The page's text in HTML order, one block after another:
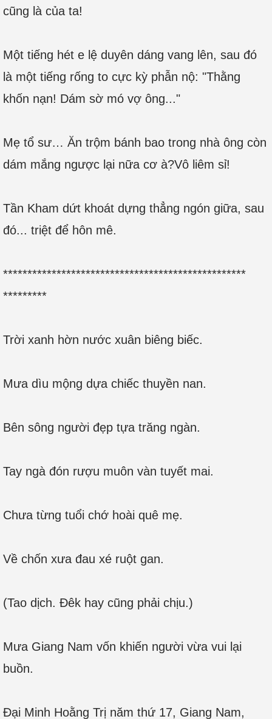
cũng là của ta!
Một tiếng hét e lệ duyên dáng vang lên, sau đó
là một tiếng rống to cực kỳ phẫn nộ: "Thằng
khốn nạn! Dám sờ mó vợ ông..."
Mẹ tổ sư… Ăn trộm bánh bao trong nhà ông còn
dám mắng ngược lại nữa cơ à?Vô liêm sỉ!
Tần Kham dứt khoát dựng thẳng ngón giữa, sau
đó... triệt để hôn mê.
**************************************************
*********
Trời xanh hờn nước xuân biêng biếc.
Mưa dìu mộng dựa chiếc thuyền nan.
Bên sông người đẹp tựa trăng ngàn.
Tay ngà đón rượu muôn vàn tuyết mai.
Chưa từng tuổi chớ hoài quê mẹ.
Về chốn xưa đau xé ruột gan.
(Tao dịch. Đêk hay cũng phải chịu.)
Mưa Giang Nam vốn khiến người vừa vui lại
buồn.
Đại Minh Hoằng Trị năm thứ 17, Giang Nam,